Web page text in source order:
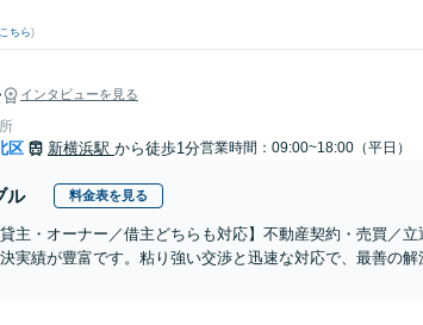
こちら)
インタビューを見る
区 新横浜駅 から徒歩1分営業時間：09:00~18:00（平日）
ル 料金表を見る
貸主・オーナー／借主どちらも対応】不動産契約・売買／
実績が豊富です。粘り強い交渉と迅速な対応で、最善の